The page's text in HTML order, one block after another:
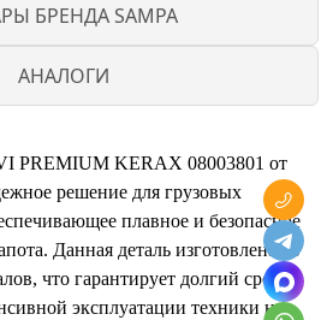
БРЕНДА SAMPA
АНАЛОГИ
PREMIUM KERAX 08003801 от
решение для грузовых
плавное и безопасное
Данная деталь изготовлена из
что гарантирует долгий срок
эксплуатации техники на